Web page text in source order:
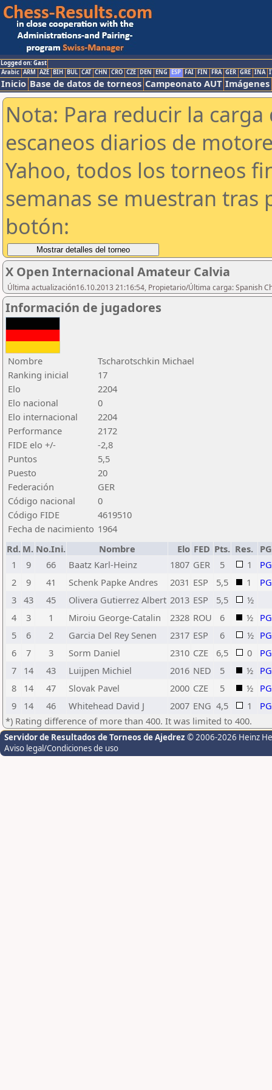
Logged on: Gast
Arabic ARM AZE BIH BUL CAT CHN CRO CZE DEN ENG ESP FAI FIN FRA GER GRE INA
Inicio Base de datos de torneos Campeonato AUT Imágenes
Nota: Para reducir la
escaneos diarios de
Yahoo, todos los torneos
semanas se muestran tras
botón:
X Open Internacional Amateur Calvia
Última actualización16.10.2013 21:16:54, Propietario/Última carga: Spanish
Información de jugadores
Nombre
Tscharotschkin Michael
Ranking inicial
17
Elo
2204
Elo nacional
0
Elo internacional
2204
Performance
2172
FIDE elo +/-
-2,8
Puntos
5,5
Puesto
20
Federación
GER
Código nacional
0
Código FIDE
4619510
Fecha de nacimiento 1964
Rd. M. No.Ini. Nombre Elo FED Pts. Res.
1
9 66 Baatz Karl-Heinz 1807 GER 5 1
2
9 41 Schenk Papke Andres 2031 ESP 5,5 1
3 43 45 Olivera Gutierrez Albert 2013 ESP 5,5
½
4
3 1 Miroiu George-Catalin 2328 ROU 6 ½
5
6 2 Garcia Del Rey Senen 2317 ESP 6 ½
6
7 3 Sorm Daniel 2310 CZE 6,5 0
7
14 43 Luijpen Michiel 2016 NED 5 ½
8
14 47 Slovak Pavel 2000 CZE 5 ½
9
14 46 Whitehead David J 2007 ENG 4,5 1
*) Rating difference of more than 400. It was limited to 400.
Servidor de Resultados de Torneos de Ajedrez © 2006-2026 Heinz
Aviso legal/Condiciones de uso